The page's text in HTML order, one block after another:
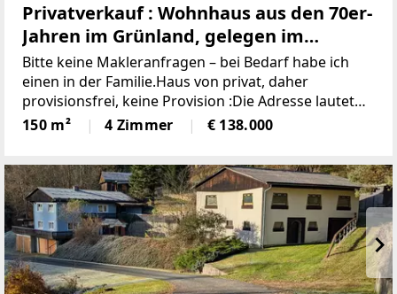
Privatverkauf : Wohnhaus aus den 70er-
Jahren im Grünland, gelegen im
idyllischen Wechselgebiet
(Provisionsfrei)
Bitte keine Makleranfragen – bei Bedarf habe ich
einen in der Familie.Haus von privat, daher
provisionsfrei, keine Provision :Die Adresse lautet
“8243 Pinggau, Wiesenhöf 43“. Achtung : in
manchen Navis(auch
150 m² 4 Zimmer € 138.000